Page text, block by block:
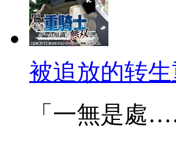
被追放的转
「一無是處